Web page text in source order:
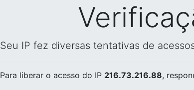
Seu IP fez diversas tentativas de
Para liberar o acesso do IP 216.73.216.88,